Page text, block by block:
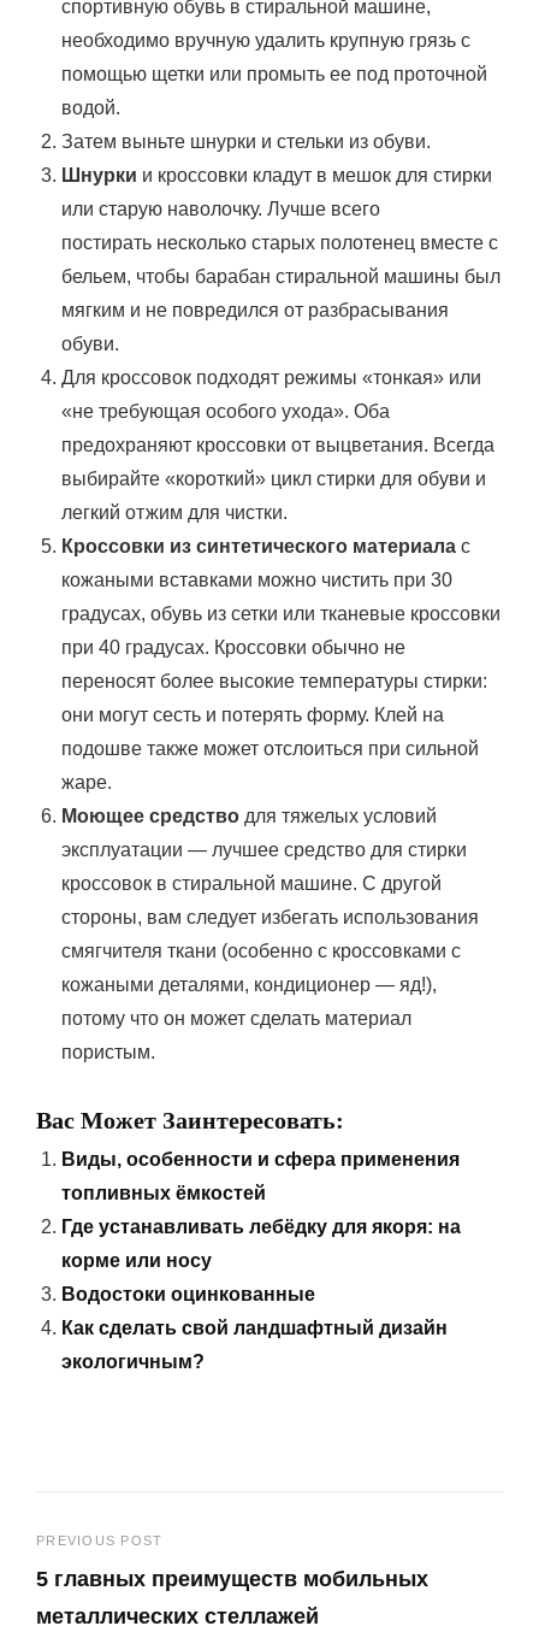
спортивную обувь в стиральной машине,
необходимо вручную удалить крупную грязь с
помощью щетки или промыть ее под проточной
водой.
Затем выньте шнурки и стельки из обуви.
Шнурки и кроссовки кладут в мешок для стирки
или старую наволочку. Лучше всего
постирать несколько старых полотенец вместе с
бельем, чтобы барабан стиральной машины был
мягким и не повредился от разбрасывания
обуви.
Для кроссовок подходят режимы «тонкая» или
«не требующая особого ухода». Оба
предохраняют кроссовки от выцветания. Всегда
выбирайте «короткий» цикл стирки для обуви и
легкий отжим для чистки.
Кроссовки из синтетического материала с
кожаными вставками можно чистить при 30
градусах, обувь из сетки или тканевые кроссовки
при 40 градусах. Кроссовки обычно не
переносят более высокие температуры стирки:
они могут сесть и потерять форму. Клей на
подошве также может отслоиться при сильной
жаре.
Моющее средство для тяжелых условий
эксплуатации — лучшее средство для стирки
кроссовок в стиральной машине. С другой
стороны, вам следует избегать использования
смягчителя ткани (особенно с кроссовками с
кожаными деталями, кондиционер — яд!),
потому что он может сделать материал
пористым.
Вас Может Заинтересовать:
Виды, особенности и сфера применения
топливных ёмкостей
Где устанавливать лебёдку для якоря: на
корме или носу
Водостоки оцинкованные
Как сделать свой ландшафтный дизайн
экологичным?
Навигация
по
PREVIOUS POST
5 главных преимуществ мобильных
металлических стеллажей